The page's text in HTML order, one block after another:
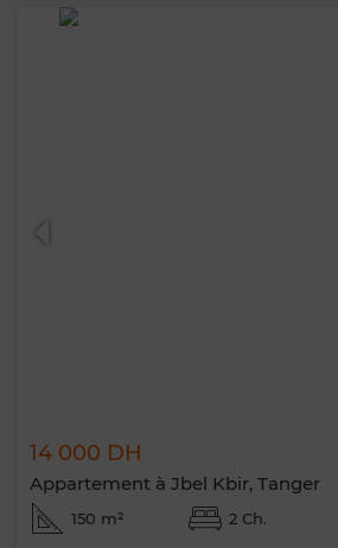
14 000 DH
Appartement à Jbel Kbir, Tanger
150 m² 2 Ch.